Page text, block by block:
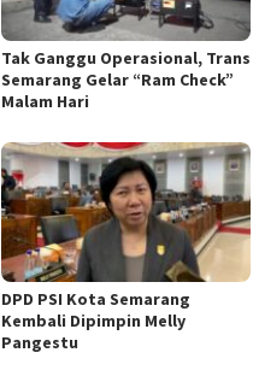
Tak Ganggu Operasional, Trans
Semarang Gelar “Ram Check”
Malam Hari
DPD PSI Kota Semarang
Kembali Dipimpin Melly
Pangestu